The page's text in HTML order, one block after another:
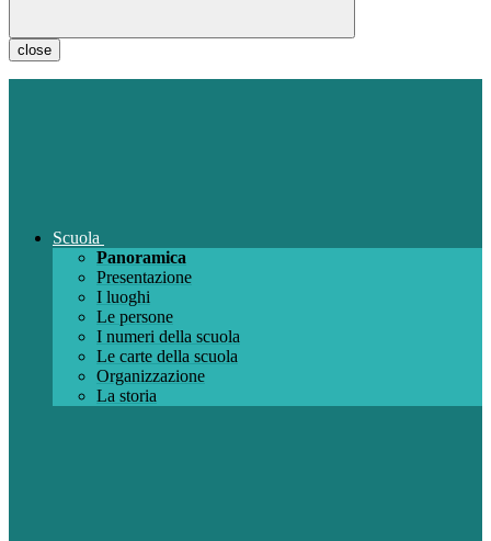
close
Scuola
Panoramica
Presentazione
I luoghi
Le persone
I numeri della scuola
Le carte della scuola
Organizzazione
La storia